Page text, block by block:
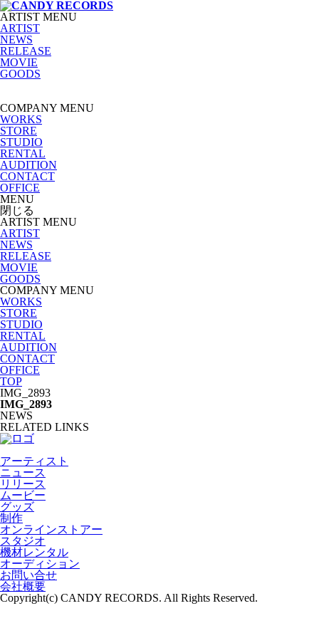
ARTIST MENU
ARTIST
NEWS
RELEASE
MOVIE
GOODS
COMPANY MENU
WORKS
STORE
STUDIO
RENTAL
AUDITION
CONTACT
OFFICE
MENU
閉じる
ARTIST MENU
ARTIST
NEWS
RELEASE
MOVIE
GOODS
COMPANY MENU
WORKS
STORE
STUDIO
RENTAL
AUDITION
CONTACT
OFFICE
TOP
IMG_2893
IMG_2893
NEWS
RELATED LINKS
アーティスト
ニュース
リリース
ムービー
グッズ
制作
オンラインストアー
スタジオ
機材レンタル
オーディション
お問い合せ
会社概要
Copyright(c) CANDY RECORDS. All Rights Reserved.